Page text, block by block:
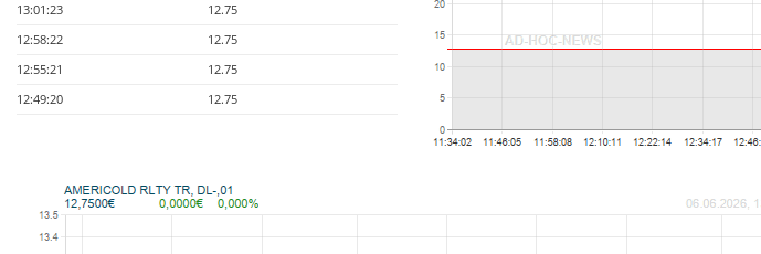
13:01:23
12.75
12:58:22
12.75
12:55:21
12.75
12:49:20
12.75